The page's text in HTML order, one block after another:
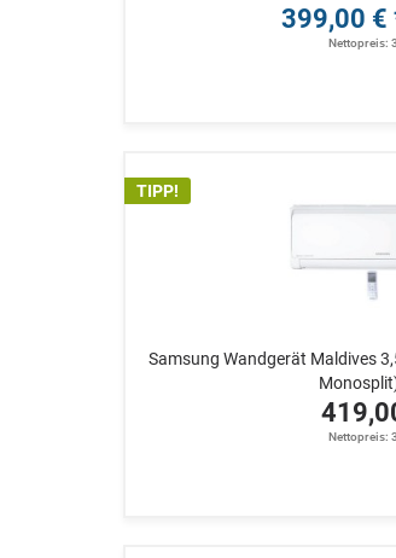
399,00 €
Nettopreis:
TIPP!
Samsung Wandgerät Maldives
Nettopreis: